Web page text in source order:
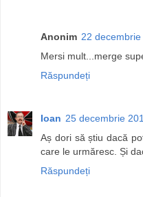
Anonim 22
Mersi mult...merge
Răspundeți
Ioan 25 decembrie
Aș dori să știu dacă
care le urmăresc. Și
Răspundeți